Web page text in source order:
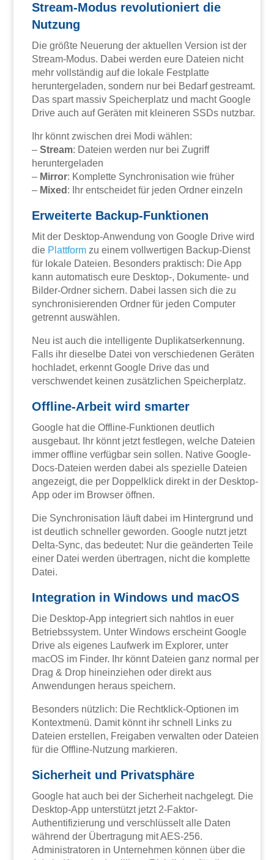
Stream-Modus revolutioniert die
Nutzung
Die größte Neuerung der aktuellen Version ist der
Stream-Modus. Dabei werden eure Dateien nicht
mehr vollständig auf die lokale Festplatte
heruntergeladen, sondern nur bei Bedarf gestreamt.
Das spart massiv Speicherplatz und macht Google
Drive auch auf Geräten mit kleineren SSDs nutzbar.
Ihr könnt zwischen drei Modi wählen:
–Stream: Dateien werden nur bei Zugriff
heruntergeladen
– Mirror: Komplette Synchronisation wie früher
– Mixed : Ihr entscheidet für jeden Ordner einzeln
Erweiterte Backup-Funktionen
Mit der Desktop-Anwendung von Google Drive wird
die Plattform zu einem vollwertigen Backup-Dienst
für lokale Dateien. Besonders praktisch: Die App
kann automatisch eure Desktop-, Dokumente- und
Bilder-Ordner sichern. Dabei lassen sich die zu
synchronisierenden Ordner für jeden Computer
getrennt auswählen.
Neu ist auch die intelligente Duplikatserkennung.
Falls ihr dieselbe Datei von verschiedenen Geräten
hochladet, erkennt Google Drive das und
verschwendet keinen zusätzlichen Speicherplatz.
Offline-Arbeit wird smarter
Google hat die Offline-Funktionen deutlich
ausgebaut. Ihr könnt jetzt festlegen, welche Dateien
immer offline verfügbar sein sollen. Native Google-
Docs-Dateien werden dabei als spezielle Dateien
angezeigt, die per Doppelklick direkt in der Desktop-
App oder im Browser öffnen.
Die Synchronisation läuft dabei im Hintergrund und
ist deutlich schneller geworden. Google nutzt jetzt
Delta-Sync, das bedeutet: Nur die geänderten Teile
einer Datei werden übertragen, nicht die komplette
Datei.
Integration in Windows und macOS
Die Desktop-App integriert sich nahtlos in euer
Betriebssystem. Unter Windows erscheint Google
Drive als eigenes Laufwerk im Explorer, unter
macOS im Finder. Ihr könnt Dateien ganz normal per
Drag & Drop hineinziehen oder direkt aus
Anwendungen heraus speichern.
Besonders nützlich: Die Rechtklick-Optionen im
Kontextmenü. Damit könnt ihr schnell Links zu
Dateien erstellen, Freigaben verwalten oder Dateien
für die Offline-Nutzung markieren.
Sicherheit und Privatsphäre
Google hat auch bei der Sicherheit nachgelegt. Die
Desktop-App unterstützt jetzt 2-Faktor-
Authentifizierung und verschlüsselt alle Daten
während der Übertragung mit AES-256.
Administratoren in Unternehmen können über die